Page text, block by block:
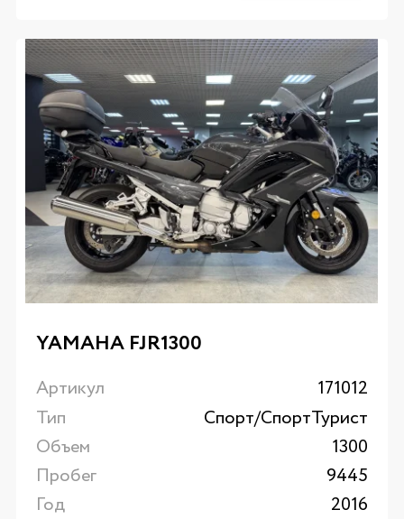
YAMAHA FJR1300
Артикул
171012
Тип
Спорт/CпортТурист
Объем
1300
Пробег
9445
Год
2016